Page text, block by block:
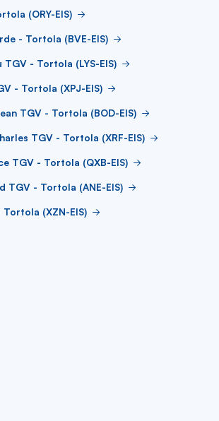
(ORY-EIS)
- Tortola (BVE-EIS)
- Tortola (LYS-EIS)
- Tortola (XPJ-EIS)
TGV - Tortola (BOD-EIS)
TGV - Tortola (XRF-EIS)
TGV - Tortola (QXB-EIS)
TGV - Tortola (ANE-EIS)
(XZN-EIS)